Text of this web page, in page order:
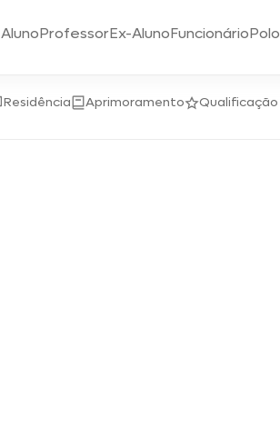
AlunoProfessorEx-AlunoFuncionárioPolo
Residência Aprimoramento Qualificação